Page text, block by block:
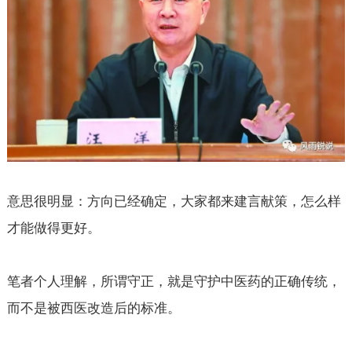
意思很明显：方向已经确定，大家都来建言献策，怎么样
才能做得更好。
笔者个人理解，所谓守正，就是守护中医药的正确传统，
而不是被西医改造后的标准。